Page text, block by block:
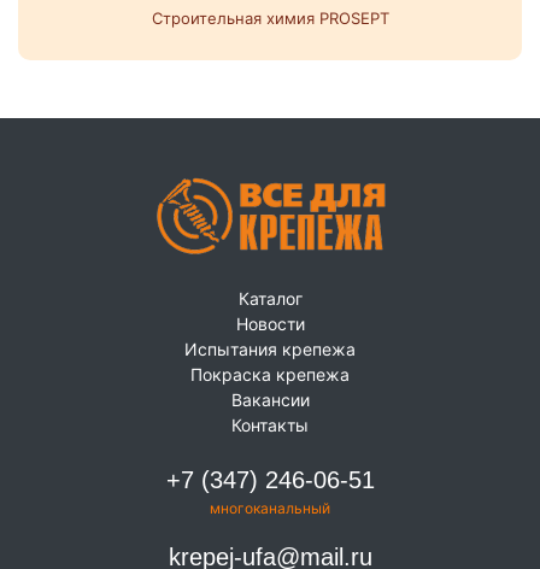
Строительная химия PROSEPT
Каталог
Новости
Испытания крепежа
Покраска крепежа
Вакансии
Контакты
+7 (347) 246-06-51
многоканальный
krepej-ufa@mail.ru